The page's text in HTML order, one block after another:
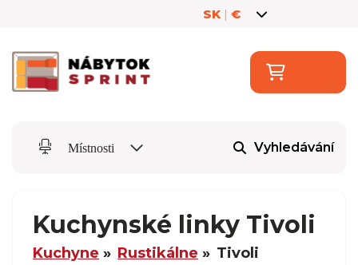
SK | €
Místnosti Vyhledávání
Kuchynské linky Tivoli
Kuchyne Rustikálne Tivoli